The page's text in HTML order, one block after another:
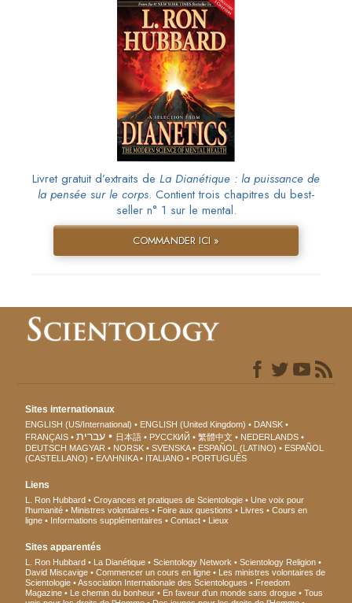
Livret gratuit d’extraits de La Dianétique : la puissance de
la pensée sur le corps. Contient trois chapitres du best-
seller n° 1 sur le mental.
COMMANDER ICI »
Sites internationaux
ENGLISH (US/International) ENGLISH (United Kingdom)
DANSK
FRANÇAIS
עברית 日本語 РУССКИЙ 繁體中文
NEDERLANDS
DEUTSCH MAGYAR NORSK SVENSKA ESPAÑOL (LATINO)
ESPAÑOL
(CASTELLANO)
ΕΛΛΗΝΙΚA ITALIANO PORTUGUÊS
Liens
L. Ron Hubbard Croyances et pratiques de Scientologie
Une voix pour
l’humanité
Ministres volontaires Foire aux questions Livres
Cours en
ligne
Informations supplémentaires Contact Lieux
Sites apparentés
L. Ron Hubbard La Dianétique Scientology Network
Scientology Religion
David Miscavige
Commencer un cours en ligne
Les ministres volontaires de
Scientologie
Association Internationale des Scientologues
Freedom
Magazine
Le chemin du bonheur En faveur d’un monde sans drogue
Tous